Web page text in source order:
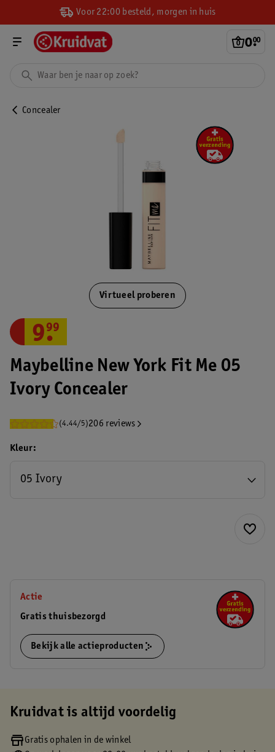
Voor 22:00 besteld, morgen in huis
0.
00
Concealer
Virtueel proberen
Maybelline New York Fit Me 05
Ivory Concealer
(4.44/5)206 reviews
9.
99
Kleur
05 Ivory
Actie
Gratis thuisbezorgd
Bekijk alle actieproducten
Kruidvat is altijd voordelig
Gratis ophalen in de winkel